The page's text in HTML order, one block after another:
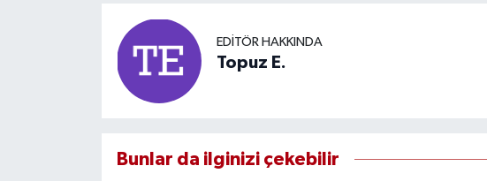
EDITÖR HAKKINDA
Topuz E.
Bunlar da ilginizi çekebilir